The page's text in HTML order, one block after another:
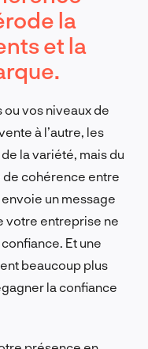
la
et la
vos niveaux de
à l’autre, les
la variété, mais du
de cohérence entre
un message
votre entreprise ne
Et une
beaucoup plus
la confiance